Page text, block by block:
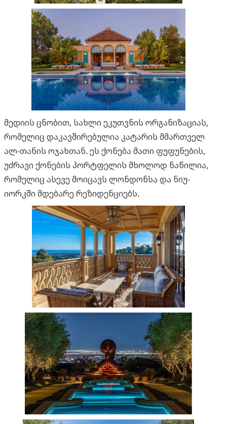
მედიის ცნობით, სახლი ეკუთვნის ორგანიზაციას,
რომელიც დაკავშირებულია კატარის მმართველ
ალ-თანის ოჯახთან. ეს ქონება მათი ფუფუნების,
უძრავი ქონების პორტფელის მხოლოდ ნაწილია,
რომელიც ასევე მოიცავს ლონდონსა და ნიუ-
იორკში მდებარე რეზიდენციებს.